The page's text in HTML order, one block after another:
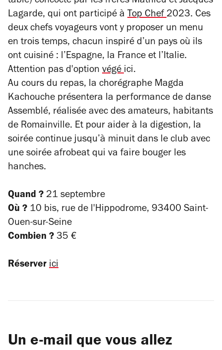
Lagarde, qui ont participé à Top Chef 2023. Ces
deux chefs voyageurs vont y proposer un menu
en trois temps, chacun inspiré d’un pays où ils
ont cuisiné : l’Espagne, la France et l’Italie.
Attention pas d'option végéici.
Au cours du repas, la chorégraphe Magda
Kachouche présentera la performance de danse
Assemblé, réalisée avec des amateurs, habitants
de Romainville. Et pour aider à la digestion, la
soirée continue jusqu’à minuit dans le club avec
une soirée afrobeat qui va faire bouger les
hanches.
Quand ? 21 septembre
Où ? 10 bis, rue de l'Hippodrome, 93400 Saint-
Ouen-sur-Seine
Combien ? 35 €
Réserver ici
Un e-mail que vous allez